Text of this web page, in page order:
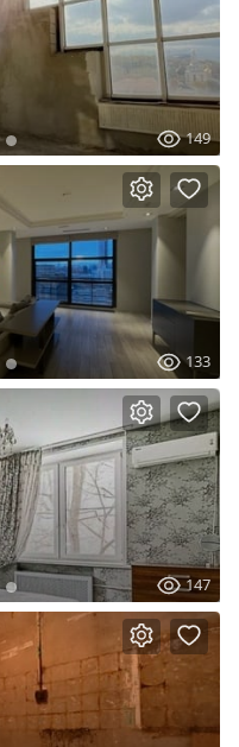
149
133
147